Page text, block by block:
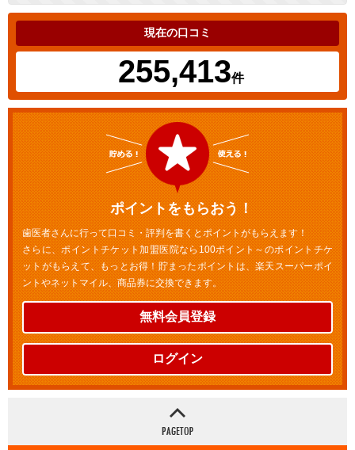
現在の口コミ
255,413件
ポイントをもらおう！
歯医者さんに行って口コミ・評判を書くとポイントがもらえます！
さらに、ポイントチケット加盟医院なら100ポイント～のポイントチケ
ットがもらえて、もっとお得！貯まったポイントは、楽天スーパーポイ
ントやネットマイル、商品券に交換できます。
無料会員登録
ログイン